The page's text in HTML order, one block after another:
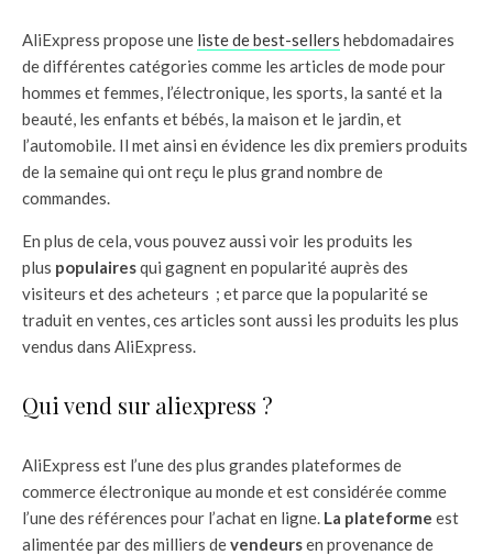
AliExpress propose une liste de best-sellers hebdomadaires
de différentes catégories comme les articles de mode pour
hommes et femmes, l’électronique, les sports, la santé et la
beauté, les enfants et bébés, la maison et le jardin, et
l’automobile. Il met ainsi en évidence les dix premiers produits
de la semaine qui ont reçu le plus grand nombre de
commandes.
En plus de cela, vous pouvez aussi voir les produits les
plus populairesqui gagnent en popularité auprès des
visiteurs et des acheteurs ; et parce que la popularité se
traduit en ventes, ces articles sont aussi les produits les plus
vendus dans AliExpress.
Qui vend sur aliexpress ?
AliExpress est l’une des plus grandes plateformes de
commerce électronique au monde et est considérée comme
l’une des références pour l’achat en ligne. La plateforme est
alimentée par des milliers devendeursen provenance de